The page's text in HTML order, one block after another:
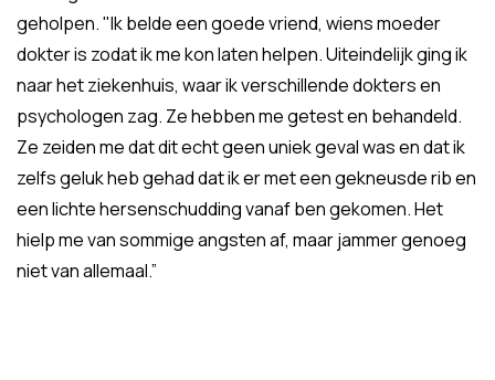
geholpen. "Ik belde een goede vriend, wiens moeder
dokter is zodat ik me kon laten helpen. Uiteindelijk ging ik
naar het ziekenhuis, waar ik verschillende dokters en
psychologen zag. Ze hebben me getest en behandeld.
Ze zeiden me dat dit echt geen uniek geval was en dat ik
zelfs geluk heb gehad dat ik er met een gekneusde rib en
een lichte hersenschudding vanaf ben gekomen. Het
hielp me van sommige angsten af, maar jammer genoeg
niet van allemaal.”